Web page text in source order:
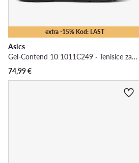
extra -15% Kod: LAST
Asics
Gel-Contend 10 1011C249 · Tenisice za trčanje
74,99€